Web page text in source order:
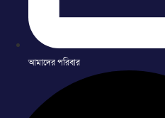
আমাদের পরিবার